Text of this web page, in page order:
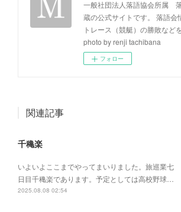
一般社団法人落語協会所属
蔵の公式サイトです。 落語会
トレース（競艇）の勝敗など
photo by renji tachibana
フォロー
関連記事
千穐楽
いよいよここまでやってまいりました。旅巡業七
日目千穐楽であります。予定としては高校野球…
2025.08.08 02:54